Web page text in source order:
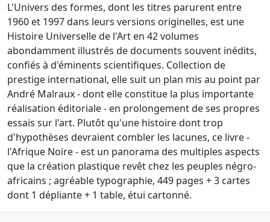
L'Univers des formes, dont les titres parurent entre
1960 et 1997 dans leurs versions originelles, est une
Histoire Universelle de l'Art en 42 volumes
abondamment illustrés de documents souvent inédits,
confiés à d'éminents scientifiques. Collection de
prestige international, elle suit un plan mis au point par
André Malraux - dont elle constitue la plus importante
réalisation éditoriale - en prolongement de ses propres
essais sur l'art. Plutôt qu'une histoire dont trop
d'hypothèses devraient combler les lacunes, ce livre -
l'Afrique Noire - est un panorama des multiples aspects
que la création plastique revêt chez les peuples négro-
africains ; agréable typographie, 449 pages + 3 cartes
dont 1 dépliante + 1 table, étui cartonné.